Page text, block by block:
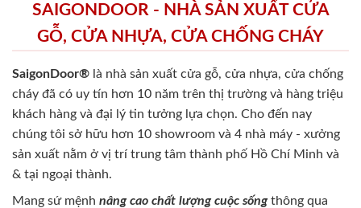
SAIGONDOOR - NHÀ SẢN XUẤT CỬA
GỖ, CỬA NHỰA, CỬA CHỐNG CHÁY
SaigonDoor® là nhà sản xuất cửa gỗ, cửa nhựa, cửa chống
cháy đã có uy tín hơn 10 năm trên thị trường và hàng triệu
khách hàng và đại lý tin tưởng lựa chọn. Cho đến nay
chúng tôi sở hữu hơn 10 showroom và 4 nhà máy - xưởng
sản xuất nằm ở vị trí trung tâm thành phố Hồ Chí Minh và
& tại ngoại thành.
Mang sứ mệnh nâng cao chất lượng cuộc sốngthông qua